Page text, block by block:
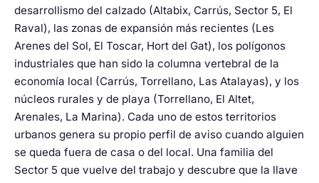
desarrollismo del calzado (Altabix, Carrús, Sector 5, El
Raval), las zonas de expansión más recientes (Les
Arenes del Sol, El Toscar, Hort del Gat), los polígonos
industriales que han sido la columna vertebral de la
economía local (Carrús, Torrellano, Las Atalayas), y los
núcleos rurales y de playa (Torrellano, El Altet,
Arenales, La Marina). Cada uno de estos territorios
urbanos genera su propio perfil de aviso cuando alguien
se queda fuera de casa o del local. Una familia del
Sector 5 que vuelve del trabajo y descubre que la llave